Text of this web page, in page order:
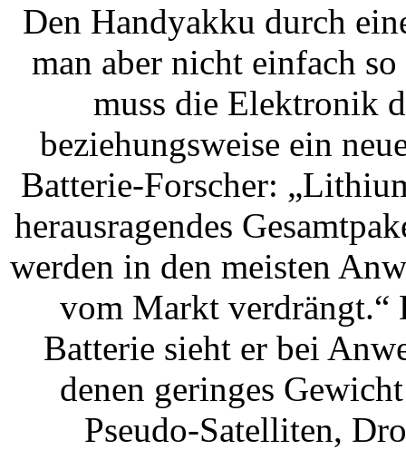
Den Handyakku durch
man aber nicht einfach
muss die Elektronik
beziehungsweise ein
Batterie-Forscher:
herausragendes
werden in den meisten
vom Markt verdrängt.“
Batterie sieht er bei
denen geringes
Pseudo-Satelliten,